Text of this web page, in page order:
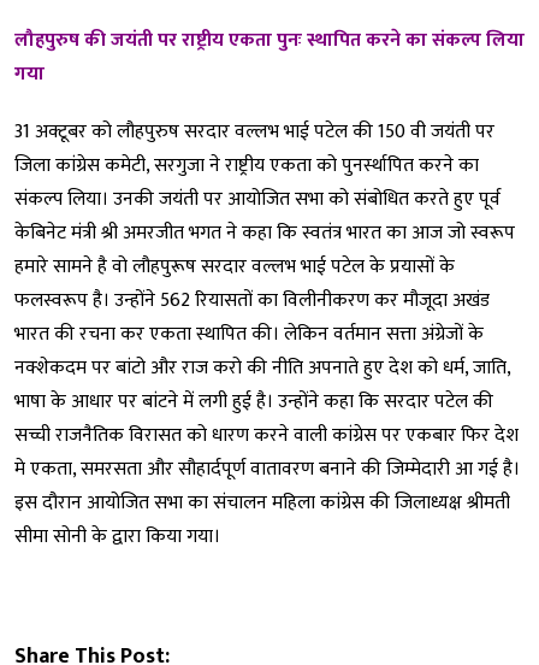
लौहपुरुष की जयंती पर राष्ट्रीय एकता पुनः स्थापित करने का संकल्प लिया
गया
31 अक्टूबर को लौहपुरुष सरदार वल्लभ भाई पटेल की 150 वी जयंती पर
जिला कांग्रेस कमेटी, सरगुजा ने राष्ट्रीय एकता को पुनर्स्थापित करने का
संकल्प लिया। उनकी जयंती पर आयोजित सभा को संबोधित करते हुए पूर्व
केबिनेट मंत्री श्री अमरजीत भगत ने कहा कि स्वतंत्र भारत का आज जो स्वरूप
हमारे सामने है वो लौहपुरूष सरदार वल्लभ भाई पटेल के प्रयासों के
फलस्वरूप है। उन्होंने 562 रियासतों का विलीनीकरण कर मौजूदा अखंड
भारत की रचना कर एकता स्थापित की। लेकिन वर्तमान सत्ता अंग्रेजों के
नक्शेकदम पर बांटो और राज करो की नीति अपनाते हुए देश को धर्म, जाति,
भाषा के आधार पर बांटने में लगी हुई है। उन्होंने कहा कि सरदार पटेल की
सच्ची राजनैतिक विरासत को धारण करने वाली कांग्रेस पर एकबार फिर देश
मे एकता, समरसता और सौहार्दपूर्ण वातावरण बनाने की जिम्मेदारी आ गई है।
इस दौरान आयोजित सभा का संचालन महिला कांग्रेस की जिलाध्यक्ष श्रीमती
सीमा सोनी के द्वारा किया गया।
Share This Post: